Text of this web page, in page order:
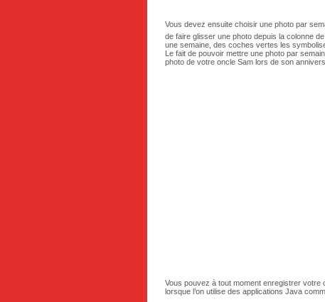
Vous devez ensuite choisir une photo par
de faire glisser une photo depuis la colonne
une semaine, des coches vertes les
Le fait de pouvoir mettre une photo par
photo de votre oncle Sam lors de son
Vous pouvez à tout moment enregistrer votre
lorsque l’on utilise des applications Java